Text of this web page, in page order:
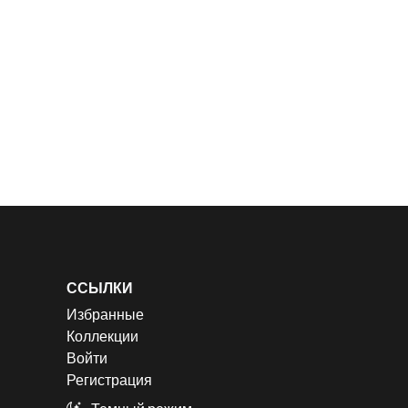
ССЫЛКИ
Избранные
Коллекции
Войти
Регистрация